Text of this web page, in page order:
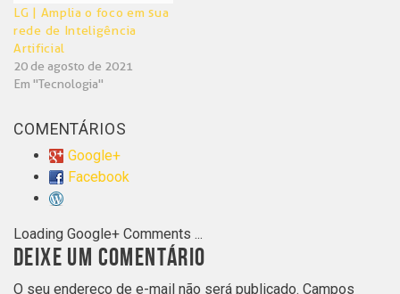
LG | Amplia o foco em sua
rede de Inteligência
Artificial
20 de agosto de 2021
Em "Tecnologia"
COMENTÁRIOS
Google+
Facebook
Loading Google+ Comments ...
DEIXE UM COMENTÁRIO
O seu endereço de e-mail não será publicado. Campos